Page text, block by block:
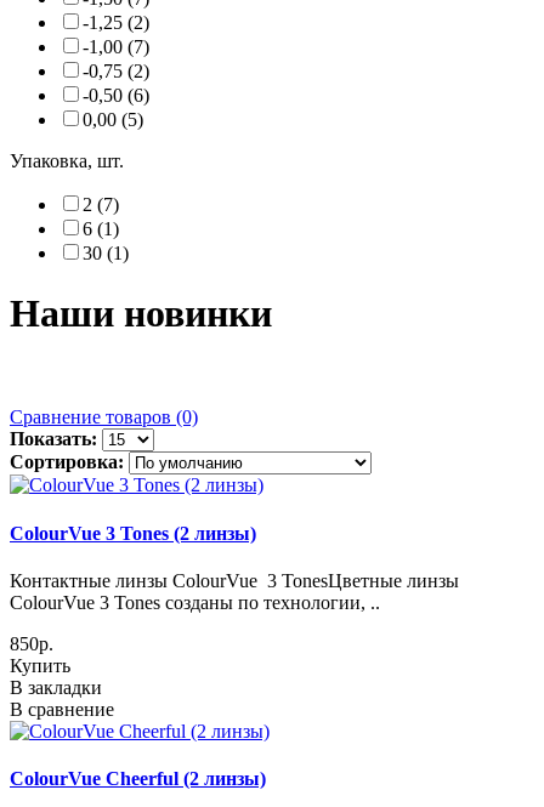
-1,25 (2)
-1,00 (7)
-0,75 (2)
-0,50 (6)
0,00 (5)
Упаковка, шт.
2 (7)
6 (1)
30 (1)
Наши новинки
Сравнение товаров (0)
Показать:
Сортировка:
ColourVue 3 Tones (2 линзы)
Контактные линзы ColourVue 3 TonesЦветные линзы
ColourVue 3 Tones созданы по технологии, ..
850р.
Купить
В закладки
В сравнение
ColourVue Cheerful (2 линзы)